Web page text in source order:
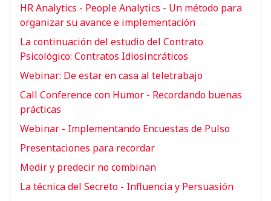
HR Analytics - People Analytics - Un método para
organizar su avance e implementación
La continuación del estudio del Contrato
Psicológico: Contratos Idiosincráticos
Webinar: De estar en casa al teletrabajo
Call Conference con Humor - Recordando buenas
prácticas
Webinar - Implementando Encuestas de Pulso
Presentaciones para recordar
Medir y predecir no combinan
La técnica del Secreto - Influencia y Persuasión